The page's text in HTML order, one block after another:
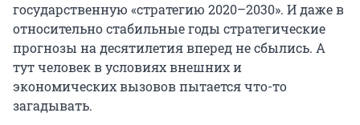
государственную «стратегию 2020–2030». И даже в
относительно стабильные годы стратегические
прогнозы на десятилетия вперед не сбылись. А
тут человек в условиях внешних и
экономических вызовов пытается что-то
загадывать.